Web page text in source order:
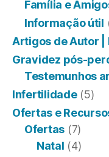
Família e
Informação útil
Artigos de Autor |
Gravidez pós-
Testemunhos
Infertilidade(5)
Ofertas e
Ofertas (7)
Natal (4)